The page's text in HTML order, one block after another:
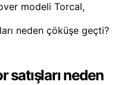
modeli Torcal,
satışları neden